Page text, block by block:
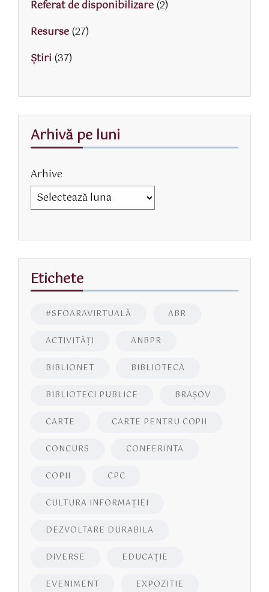
Referat de disponibilizare(2)
Resurse(27)
Știri (37)
Arhivă pe luni
Arhive
Etichete
#SFOARAVIRTUALĂ ABR
ACTIVITĂŢI ANBPR
BIBLIONET BIBLIOTECA
BIBLIOTECI PUBLICE BRAŞOV
CARTE CARTE PENTRU COPII
CONCURS CONFERINTA
COPII CPC
CULTURA INFORMAŢIEI
DEZVOLTARE DURABILA
DIVERSE EDUCAŢIE
EVENIMENT EXPOZITIE